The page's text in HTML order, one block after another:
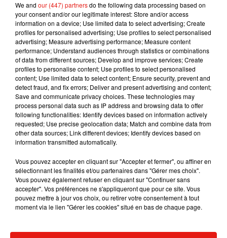
4 août 2026
Ariana Grande prendra une pause après
sa tournée mondiale
31 juillet 2026
Grand Corps Malade emmène Styleto
en road-trip dans son nouveau clip
31 juillet 2026
album « Petals »
We and our (447) partnersdo the following data processing based on
your consent and/or our legitimate interest: Store and/or access
information on a device; Use limited data to select advertising; Create
profiles for personalised advertising; Use profiles to select personalised
advertising; Measure advertising performance; Measure content
performance; Understand audiences through statistics or combinations
of data from different sources; Develop and improve services; Create
profiles to personalise content; Use profiles to select personalised
content; Use limited data to select content; Ensure security, prevent and
detect fraud, and fix errors; Deliver and present advertising and content;
Save and communicate privacy choices. These technologies may
process personal data such as IP address and browsing data to offer
following functionalities: Identify devices based on information actively
requested; Use precise geolocation data; Match and combine data from
other data sources; Link different devices; Identify devices based on
information transmitted automatically.
Vous pouvez accepter en cliquant sur "Accepter et fermer", ou affiner en
sélectionnant les finalités et/ou partenaires dans "Gérer mes choix".
Vous pouvez également refuser en cliquant sur "Continuer sans
accepter". Vos préférences ne s'appliqueront que pour ce site. Vous
pouvez mettre à jour vos choix, ou retirer votre consentement à tout
moment via le lien "Gérer les cookies" situé en bas de chaque page.